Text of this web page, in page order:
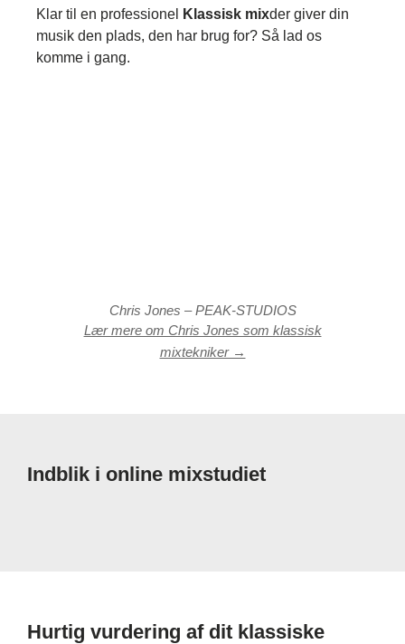
Klar til en professionel Klassisk mixder giver din
musik den plads, den har brug for? Så lad os
komme i gang.
Chris Jones – PEAK-STUDIOS
Lær mere om Chris Jones som klassisk
mixtekniker →
Indblik i online mixstudiet
Hurtig vurdering af dit klassiske